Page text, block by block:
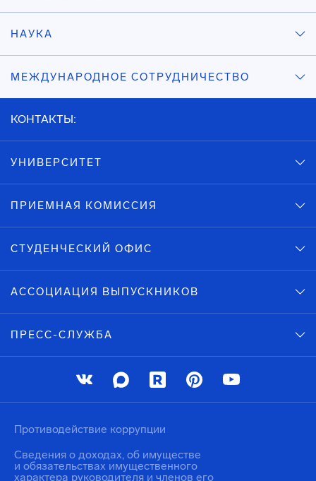
НАУКА
МЕЖДУНАРОДНОЕ СОТРУДНИЧЕСТВО
КОНТАКТЫ:
УНИВЕРСИТЕТ
ПРИЕМНАЯ КОМИССИЯ
СТУДЕНЧЕСКИЙ ОФИС
АССОЦИАЦИЯ ВЫПУСКНИКОВ
ПРЕСС-СЛУЖБА
Противодействие коррупции
Сведения о доходах, об имуществе
и обязательствах имущественного
характера руководителя и членов его